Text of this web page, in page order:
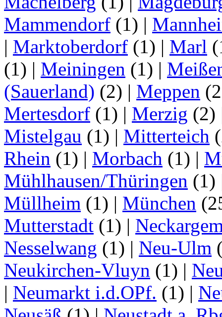
Mammendorf (1) |
| Marktoberdorf (1) | Marl
(1) | Meiningen (1) |
(Sauerland) (2) | Meppen
Mertesdorf (1) | Merzig (2)
Mistelgau (1) | Mitterteich
Rhein (1) | Morbach (1) |
Mühlhausen/Thüringen (1)
Müllheim (1) | München
Mutterstadt (1) |
Nesselwang (1) | Neu-Ulm
Neukirchen-Vluyn (1) |
| Neumarkt i.d.OPf. (1) |